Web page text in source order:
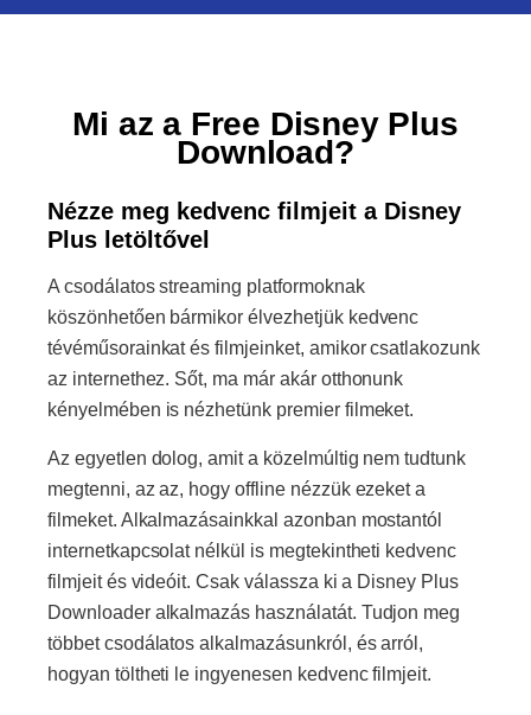
Mi az a Free Disney Plus
Download?
Nézze meg kedvenc filmjeit a Disney
Plus letöltővel
A csodálatos streaming platformoknak
köszönhetően bármikor élvezhetjük kedvenc
tévéműsorainkat és filmjeinket, amikor csatlakozunk
az internethez. Sőt, ma már akár otthonunk
kényelmében is nézhetünk premier filmeket.
Az egyetlen dolog, amit a közelmúltig nem tudtunk
megtenni, az az, hogy offline nézzük ezeket a
filmeket. Alkalmazásainkkal azonban mostantól
internetkapcsolat nélkül is megtekintheti kedvenc
filmjeit és videóit. Csak válassza ki a Disney Plus
Downloader alkalmazás használatát. Tudjon meg
többet csodálatos alkalmazásunkról, és arról,
hogyan töltheti le ingyenesen kedvenc filmjeit.